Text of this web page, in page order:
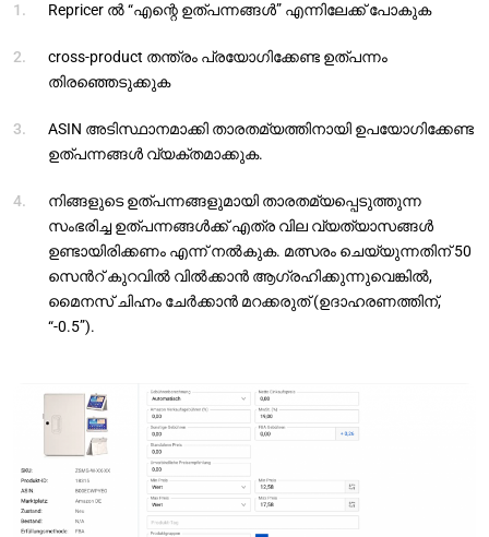
Repricer ൽ “എന്റെ ഉത്പന്നങ്ങൾ” എന്നിലേക്ക് പോകുക
cross-product തന്ത്രം പ്രയോഗിക്കേണ്ട ഉത്പന്നം
തിരഞ്ഞെടുക്കുക
ASIN അടിസ്ഥാനമാക്കി താരതമ്യത്തിനായി ഉപയോഗിക്കേണ്ട
ഉത്പന്നങ്ങൾ വ്യക്തമാക്കുക.
നിങ്ങളുടെ ഉത്പന്നങ്ങളുമായി താരതമ്യപ്പെടുത്തുന്ന
സംഭരിച്ച ഉത്പന്നങ്ങൾക്ക് എത്ര വില വ്യത്യാസങ്ങൾ
ഉണ്ടായിരിക്കണം എന്ന് നൽകുക. മത്സരം ചെയ്യുന്നതിന് 50
സെൻറ് കുറവിൽ വിൽക്കാൻ ആഗ്രഹിക്കുന്നുവെങ്കിൽ,
മൈനസ് ചിഹ്നം ചേർക്കാൻ മറക്കരുത് (ഉദാഹരണത്തിന്,
“-0.5”).